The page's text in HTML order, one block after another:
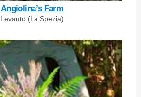
Angiolina’s Farm
Levanto (La Spezia)